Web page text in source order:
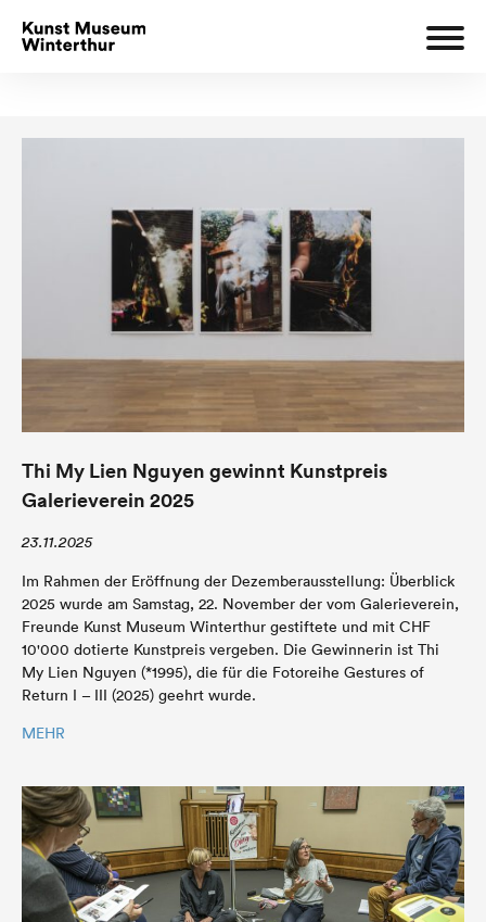
Thi My Lien Nguyen gewinnt Kunstpreis
Galerieverein 2025
23.11.2025
Im Rahmen der Eröffnung der Dezemberausstellung: Überblick
2025 wurde am Samstag, 22. November der vom Galerieverein,
Freunde Kunst Museum Winterthur gestiftete und mit CHF
10'000 dotierte Kunstpreis vergeben. Die Gewinnerin ist Thi
My Lien Nguyen (*1995), die für die Fotoreihe Gestures of
Return I – III (2025) geehrt wurde.
MEHR